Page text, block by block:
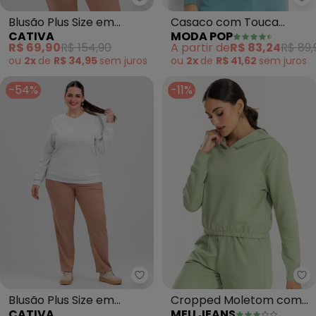
Cativa - Blusão Plus Size em
Blusão Plus Size em
Moletom (Amarelo)
CATIVA
R$ 69,90R$ 154,90
ou 2x de R$ 34,95 sem juros
Casaco com Touca
(Verde)
MODA POP
A partir deR$ 83,24R$
ou 2x de R$ 41,62 sem juros
-54%
Cativa - Blusão Plus Size em
Blusão Plus Size em
-11%
Cropped Moletom com